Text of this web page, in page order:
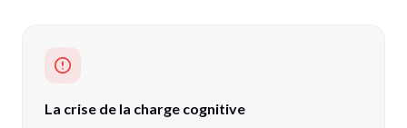
La crise de la charge cognitive